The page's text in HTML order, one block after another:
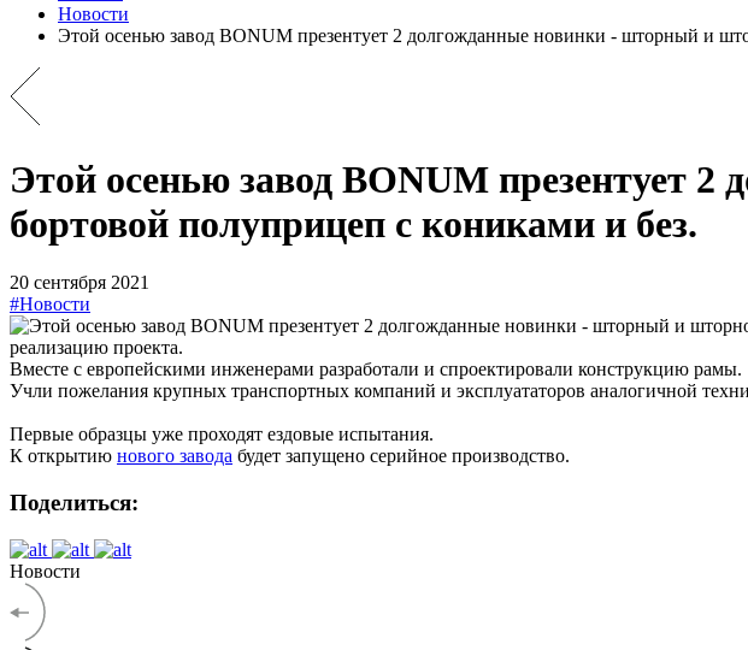
Новости
Этой осенью завод BONUM презентует 2 долгожданные новинки - шторный и
Этой осенью завод BONUM презентует
бортовой полуприцеп с кониками и без.
20 сентября 2021
#Новости
реализацию проекта.
Вместе с европейскими инженерами разработали и спроектировали конструкцию
Учли пожелания крупных транспортных компаний и эксплуататоров аналогичной
Первые образцы уже проходят ездовые испытания.
К открытию нового завода будет запущено серийное производство.
Поделиться:
Новости